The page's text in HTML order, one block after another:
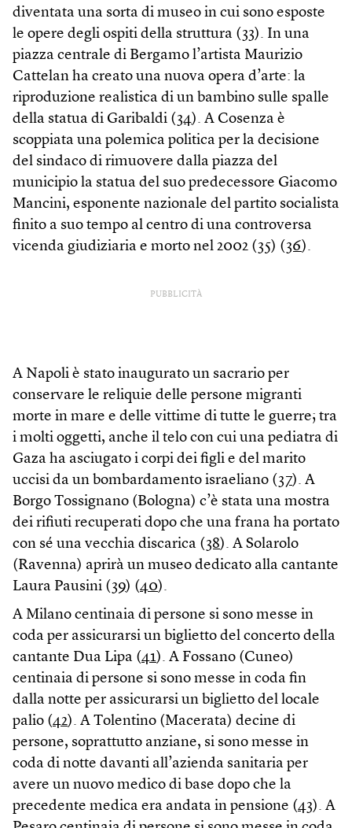
diventata una sorta di museo in cui sono esposte
le opere degli ospiti della struttura ( 33). In una
piazza centrale di Bergamo l’artista Maurizio
Cattelan ha creato una nuova opera d’arte: la
riproduzione realistica di un bambino sulle spalle
della statua di Garibaldi ( 34). A Cosenza è
scoppiata una polemica politica per la decisione
del sindaco di rimuovere dalla piazza del
municipio la statua del suo predecessore Giacomo
Mancini, esponente nazionale del partito socialista
finito a suo tempo al centro di una controversa
vicenda giudiziaria e morto nel 2002 ( 35) ( 36).
PUBBLICITÀ
A Napoli è stato inaugurato un sacrario per
conservare le reliquie delle persone migranti
morte in mare e delle vittime di tutte le guerre; tra
i molti oggetti, anche il telo con cui una pediatra di
Gaza ha asciugato i corpi dei figli e del marito
uccisi da un bombardamento israeliano ( 37). A
Borgo Tossignano (Bologna) c’è stata una mostra
dei rifiuti recuperati dopo che una frana ha portato
con sé una vecchia discarica ( 38). A Solarolo
(Ravenna) aprirà un museo dedicato alla cantante
Laura Pausini ( 39) (40).
A Milano centinaia di persone si sono messe in
coda per assicurarsi un biglietto del concerto della
cantante Dua Lipa (41). A Fossano (Cuneo)
centinaia di persone si sono messe in coda fin
dalla notte per assicurarsi un biglietto del locale
palio (42). A Tolentino (Macerata) decine di
persone, soprattutto anziane, si sono messe in
coda di notte davanti all’azienda sanitaria per
avere un nuovo medico di base dopo che la
precedente medica era andata in pensione (43). A